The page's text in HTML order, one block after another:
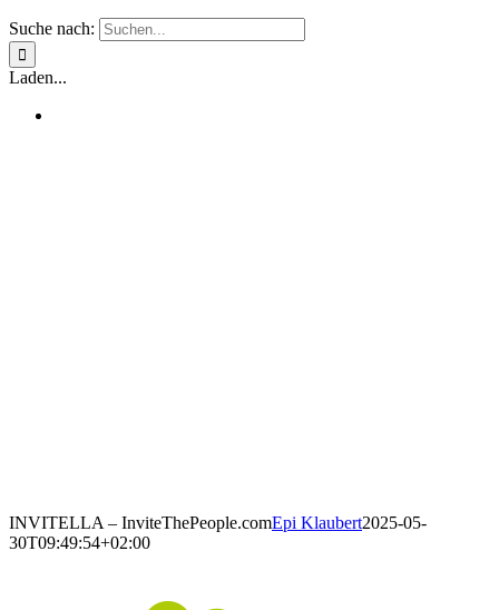
Suche nach:
Laden...
INVITELLA – InviteThePeople.comEpi Klaubert2025-05-
30T09:49:54+02:00